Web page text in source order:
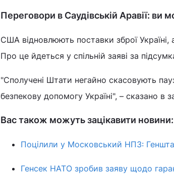
Переговори в Саудівській Аравії: ви
США відновлюють поставки зброї Україні,
Про це йдеться у спільній заяві за
"Сполучені Штати негайно скасовують
безпекову допомогу Україні", – сказано в
Вас також можуть зацікавити новини:
Поцілили у Московський НПЗ:
Генсек НАТО зробив заяву щодо